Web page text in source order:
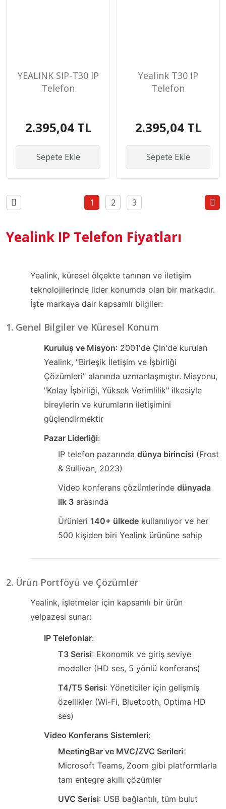
YEALINK SIP-T30 IP
Telefon
2.395,04 TL
Sepete Ekle
Yealink T30 IP
Telefon
2.395,04 TL
Sepete Ekle
1 2 3
Yealink IP Telefon Fiyatları
Yealink, küresel ölçekte tanınan ve iletişim
teknolojilerinde lider konumda olan bir markadır.
İşte markaya dair kapsamlı bilgiler:
1. Genel Bilgiler ve Küresel Konum
Kuruluş ve Misyon: 2001'de Çin'de kurulan
Yealink, "Birleşik İletişim ve İşbirliği
Çözümleri" alanında uzmanlaşmıştır. Misyonu,
"Kolay İşbirliği, Yüksek Verimlilik" ilkesiyle
bireylerin ve kurumların iletişimini
güçlendirmektir
Pazar Liderliği:
IP telefon pazarında dünya birincisi (Frost
& Sullivan, 2023)
Video konferans çözümlerinde dünyada
ilk 3 arasında
Ürünleri 140+ ülkede kullanılıyor ve her
500 kişiden biri Yealink ürününe sahip
2. Ürün Portföyü ve Çözümler
Yealink, işletmeler için kapsamlı bir ürün
yelpazesi sunar:
IP Telefonlar:
T3 Serisi: Ekonomik ve giriş seviye
modeller (HD ses, 5 yönlü konferans)
T4/T5 Serisi: Yöneticiler için gelişmiş
özellikler (Wi-Fi, Bluetooth, Optima HD
ses)
Video Konferans Sistemleri:
MeetingBar ve MVC/ZVC Serileri:
Microsoft Teams, Zoom gibi platformlarla
tam entegre akıllı çözümler
UVC Serisi: USB bağlantılı, tüm bulut